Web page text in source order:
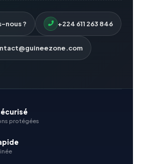
nous ? +224 611 263 846
protégées